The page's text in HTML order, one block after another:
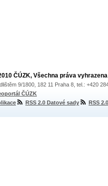
ČÚZK, Všechna práva vyhrazena
9/1800, 182 11 Praha 8, tel.: +420
ČÚZK
RSS 2.0 Datové sady RSS